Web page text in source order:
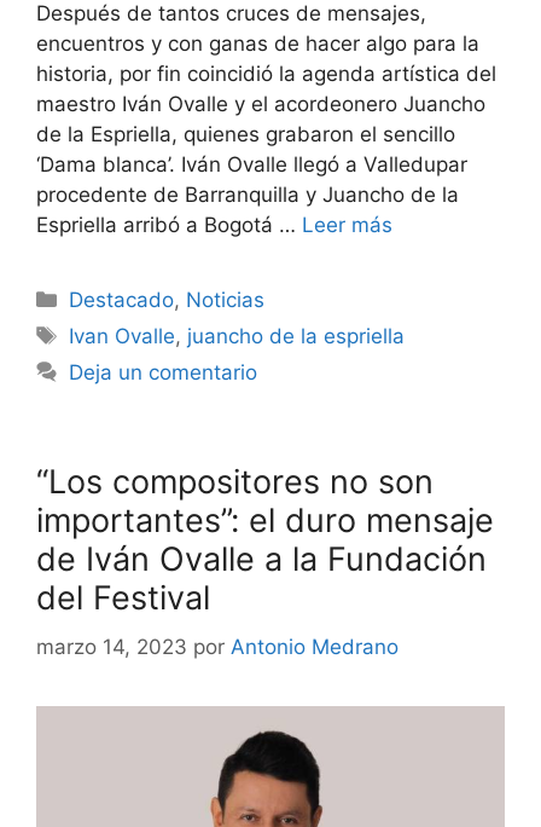
Después de tantos cruces de mensajes,
encuentros y con ganas de hacer algo para la
historia, por fin coincidió la agenda artística del
maestro Iván Ovalle y el acordeonero Juancho
de la Espriella, quienes grabaron el sencillo
‘Dama blanca’. Iván Ovalle llegó a Valledupar
procedente de Barranquilla y Juancho de la
Espriella arribó a Bogotá … Leer más
Destacado, Noticias
Ivan Ovalle, juancho de la espriella
Deja un comentario
“Los compositores no son
importantes”: el duro mensaje
de Iván Ovalle a la Fundación
del Festival
marzo 14, 2023 por Antonio Medrano